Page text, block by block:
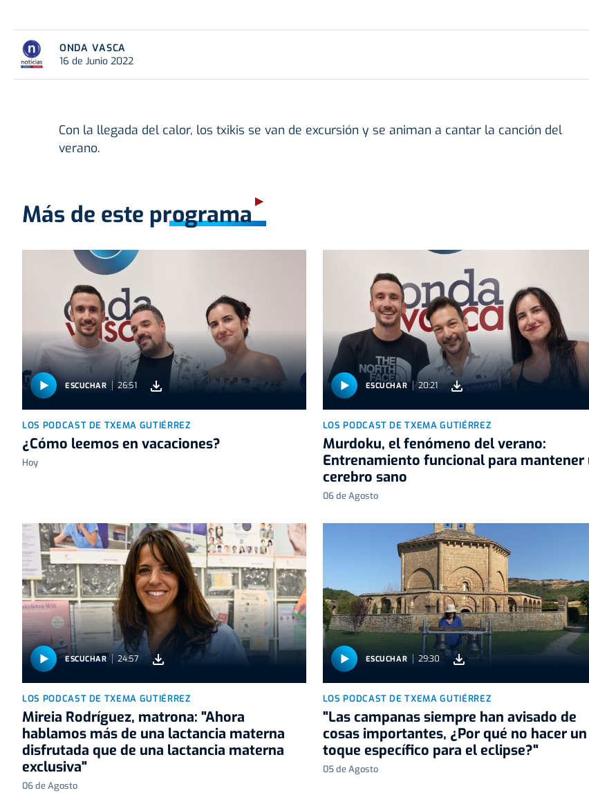
ONDA VASCA
16 de Junio 2022
Con la llegada del calor, los txikis se van de excursión y se animan a cantar la canción del
verano.
Más de este programa
ESCUCHAR 26:51
LOS PODCAST DE TXEMA GUTIÉRREZ
¿Cómo leemos en vacaciones?
Hoy
ESCUCHAR 20:21
LOS PODCAST DE TXEMA GUTIÉRREZ
Murdoku, el fenómeno del verano:
Entrenamiento funcional para mantener
cerebro sano
06 de Agosto
ESCUCHAR 24:57
LOS PODCAST DE TXEMA GUTIÉRREZ
Mireia Rodríguez, matrona: "Ahora
hablamos más de una lactancia materna
disfrutada que de una lactancia materna
exclusiva"
06 de Agosto
ESCUCHAR 29:30
LOS PODCAST DE TXEMA GUTIÉRREZ
"Las campanas siempre han avisado de
cosas importantes, ¿Por qué no hacer un
toque específico para el eclipse?"
05 de Agosto